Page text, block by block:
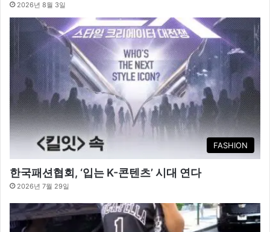
2026년 8월 3일
FASHION
한국패션협회, ‘입는 K-콘텐츠’ 시대 연다
2026년 7월 29일